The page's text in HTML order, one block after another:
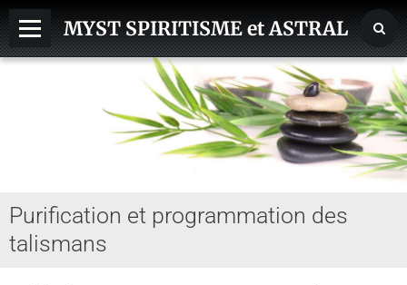
MYST SPIRITISME et ASTRAL
ASTRAL, SPHERES, TERRE
REINCARNATION
Purification et programmation des
talismans